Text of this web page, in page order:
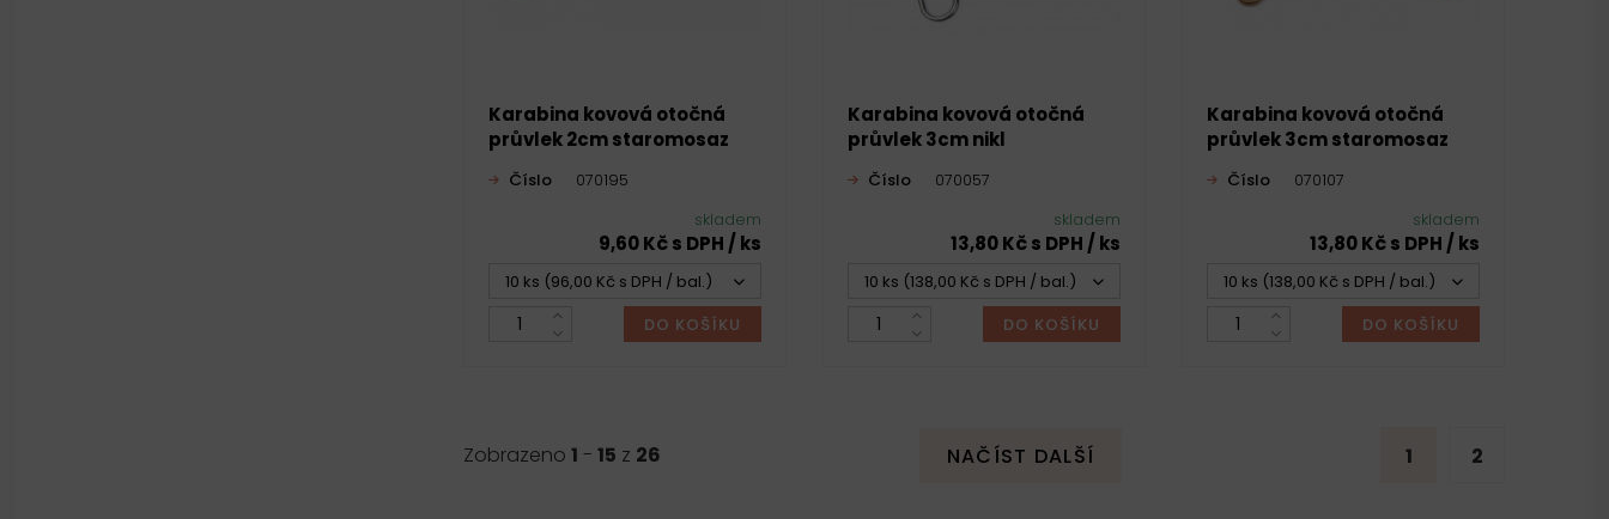
Karabina kovová otočná
průvlek 2cm staromosaz
Číslo
070195
skladem
9,60 Kč s DPH / ks
10 ks (96,00 Kč s DPH / bal.)
DO KOŠÍKU
Karabina kovová otočná
průvlek 3cm nikl
Číslo
070057
skladem
13,80 Kč s DPH / ks
10 ks (138,00 Kč s DPH / bal.)
DO KOŠÍKU
Karabina kovová otočná
průvlek 3cm staromosaz
Číslo
070107
skladem
13,80 Kč s DPH / ks
10 ks (138,00 Kč s DPH / bal.)
DO KOŠÍKU
Zobrazeno 1 - 15 z 26 NAČÍST DALŠÍ 1 2